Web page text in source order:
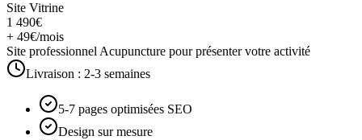
Site Vitrine
1 490€
+ 49€/mois
Site professionnel Acupuncture pour présenter votre activité
Livraison : 2-3 semaines
5-7 pages optimisées SEO
Design sur mesure